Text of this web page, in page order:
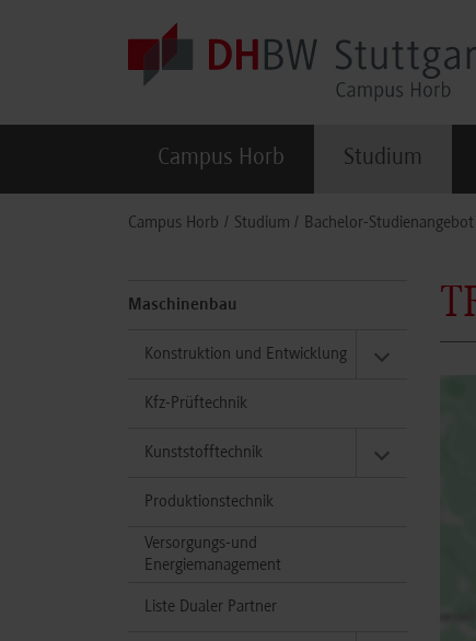
Campus Horb Studium
Campus Horb Studium Bachelor-Studienangebot
Maschinenbau
Konstruktion und Entwicklung
Kfz-Prüftechnik
Kunststofftechnik
Produktionstechnik
Versorgungs-und
Energiemanagement
Liste Dualer Partner